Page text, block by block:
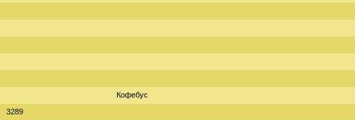
Кофебус
3289